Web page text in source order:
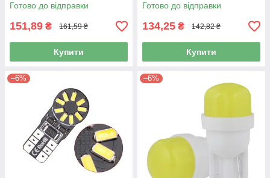
Готово до відправки
151,89 ₴ 161,59 ₴
Купити
Готово до відправки
134,25 ₴ 142,82 ₴
Купити
–6% –6%